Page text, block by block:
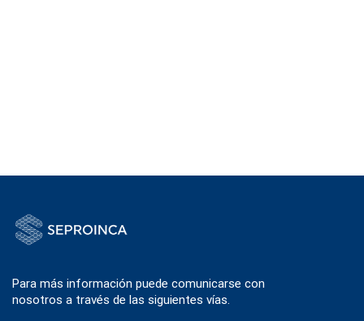
Para más información puede comunicarse con
nosotros a través de las siguientes vías.